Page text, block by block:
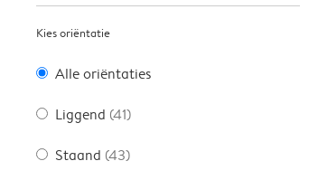
Kies oriëntatie
Alle oriëntaties
Liggend (41)
Staand (43)